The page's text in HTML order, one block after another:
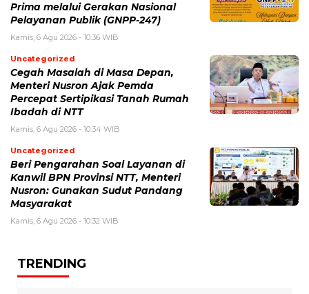
Prima melalui Gerakan Nasional
Pelayanan Publik (GNPP-247)
Kamis, 6 Agu 2026 - 10:36 WIB
Uncategorized
Cegah Masalah di Masa Depan,
Menteri Nusron Ajak Pemda
Percepat Sertipikasi Tanah Rumah
Ibadah di NTT
Kamis, 6 Agu 2026 - 10:34 WIB
Uncategorized
Beri Pengarahan Soal Layanan di
Kanwil BPN Provinsi NTT, Menteri
Nusron: Gunakan Sudut Pandang
Masyarakat
Kamis, 6 Agu 2026 - 10:32 WIB
TRENDING